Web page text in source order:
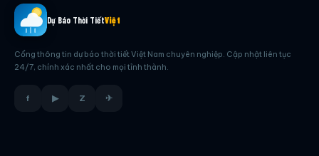
Dự Báo Thời TiếtViệt
Cổng thông tin dự báo thời tiết Việt Nam chuyên nghiệp. Cập nhật liên tục
24/7, chính xác nhất cho mọi tỉnh thành.
f ▶ Z ✈